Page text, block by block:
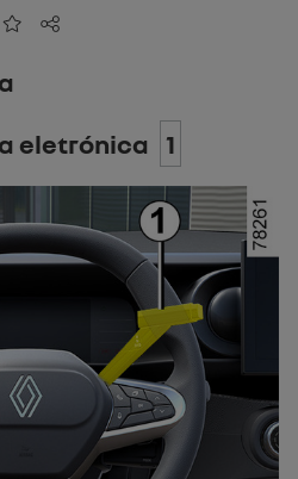
Adicionar aos favoritos
Partilhar
eletrónica 1